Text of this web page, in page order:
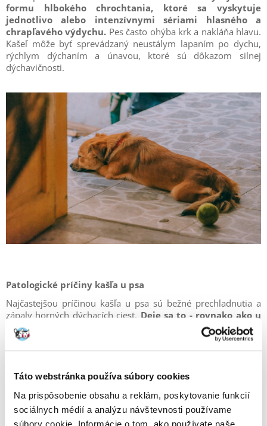
Táto webstránka používa súbory cookies
Na prispôsobenie obsahu a reklám, poskytovanie funkcií
sociálnych médií a analýzu návštevnosti používame
súbory cookie. Informácie o tom, ako používate naše
formu hlbokého chrochtania, ktoré sa vyskytuje
jednotlivo alebo intenzívnymi sériami hlasného a
chrapľavého výdychu. Pes často ohýba krk a nakláňa hlavu.
Kašeľ môže byť sprevádzaný neustálym lapaním po dychu,
rýchlym dýchaním a únavou, ktoré sú dôkazom silnej
dýchavičnosti.
Patologické príčiny kašľa u psa
Najčastejšou príčinou kašľa u psa sú bežné prechladnutia a
zápaly horných dýchacích ciest. Deje sa to - rovnako ako u
ľudí - v prípade premoknutia a prechladnutia tela, čo
umožňuje množenie patogénnych mikroorganizmov.
kašľa spojeného s horúčkou alebo zhoršením celkového
stavu zvieraťa kontaktujte svojho veterinára.
vylúčiť tracheitídu, bronchitídu, zápal pľúc alebo psinu